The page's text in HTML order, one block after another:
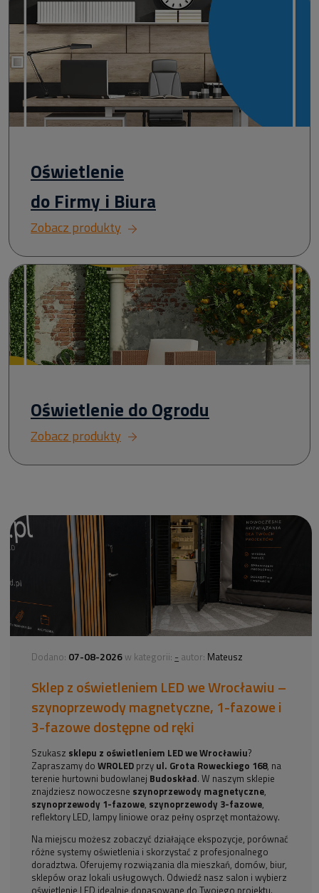
Oświetlenie
do Firmy i Biura
Zobacz produkty
Oświetlenie do Ogrodu
Zobacz produkty
Dodano: 07-08-2026 w kategorii: - autor: Mateusz
Sklep z oświetleniem LED we Wrocławiu –
szynoprzewody magnetyczne, 1-fazowe i
3-fazowe dostępne od ręki
Szukasz sklepu z oświetleniem LED we Wrocławiu?
Zapraszamy doWROLED przy ul. Grota Roweckiego 168, na
terenie hurtowni budowlanej Budoskład. W naszym sklepie
znajdziesz nowoczesne szynoprzewody magnetyczne,
szynoprzewody 1-fazowe, szynoprzewody 3-fazowe,
reflektory LED, lampy liniowe oraz pełny osprzęt montażowy.
Na miejscu możesz zobaczyć działające ekspozycje, porównać
różne systemy oświetlenia i skorzystać z profesjonalnego
doradztwa. Oferujemy rozwiązania dla mieszkań, domów, biur,
sklepów oraz lokali usługowych. Odwiedź nasz salon i wybierz